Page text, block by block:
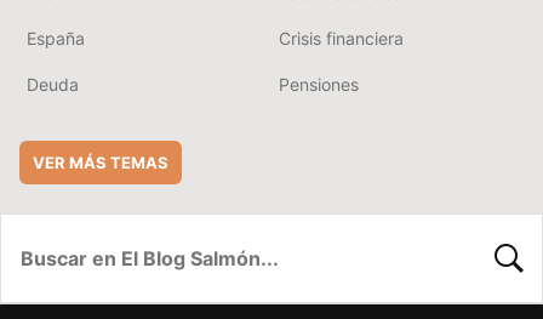
España Crisis financiera
Deuda Pensiones
VER MÁS TEMAS